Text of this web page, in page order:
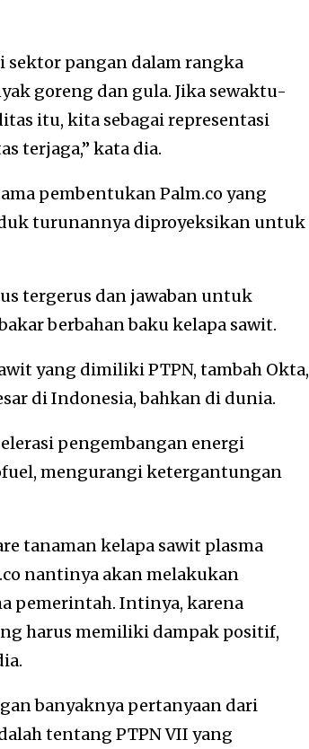
sektor pangan dalam rangka
goreng dan gula. Jika sewaktu-
itu, kita sebagai representasi
terjaga,” kata dia.
pembentukan Palm.co yang
turunannya diproyeksikan untuk
tergerus dan jawaban untuk
berbahan baku kelapa sawit.
yang dimiliki PTPN, tambah Okta,
di Indonesia, bahkan di dunia.
pengembangan energi
mengurangi ketergantungan
tanaman kelapa sawit plasma
nantinya akan melakukan
pemerintah. Intinya, karena
harus memiliki dampak positif,
banyaknya pertanyaan dari
tentang PTPN VII yang